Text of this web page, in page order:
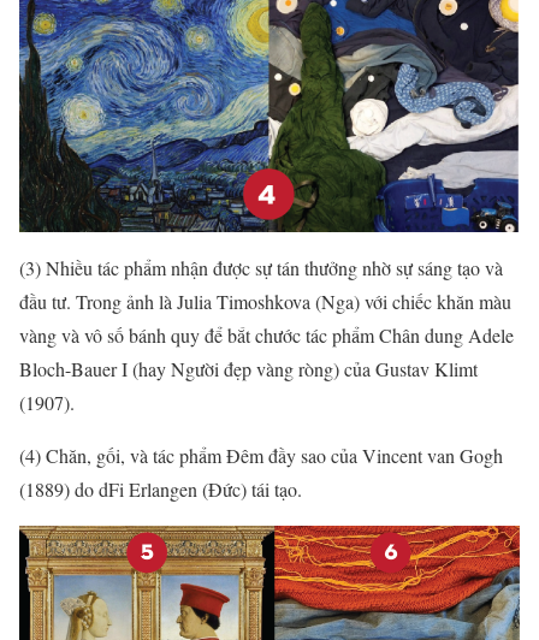
(3) Nhiều tác phẩm nhận được sự tán thưởng nhờ sự sáng tạo và
đầu tư. Trong ảnh là Julia Timoshkova (Nga) với chiếc khăn màu
vàng và vô số bánh quy để bắt chước tác phẩm Chân dung Adele
Bloch-Bauer I (hay Người đẹp vàng ròng) của Gustav Klimt
(1907).
(4) Chăn, gối, và tác phẩm Đêm đầy sao của Vincent van Gogh
(1889) do dFi Erlangen (Đức) tái tạo.